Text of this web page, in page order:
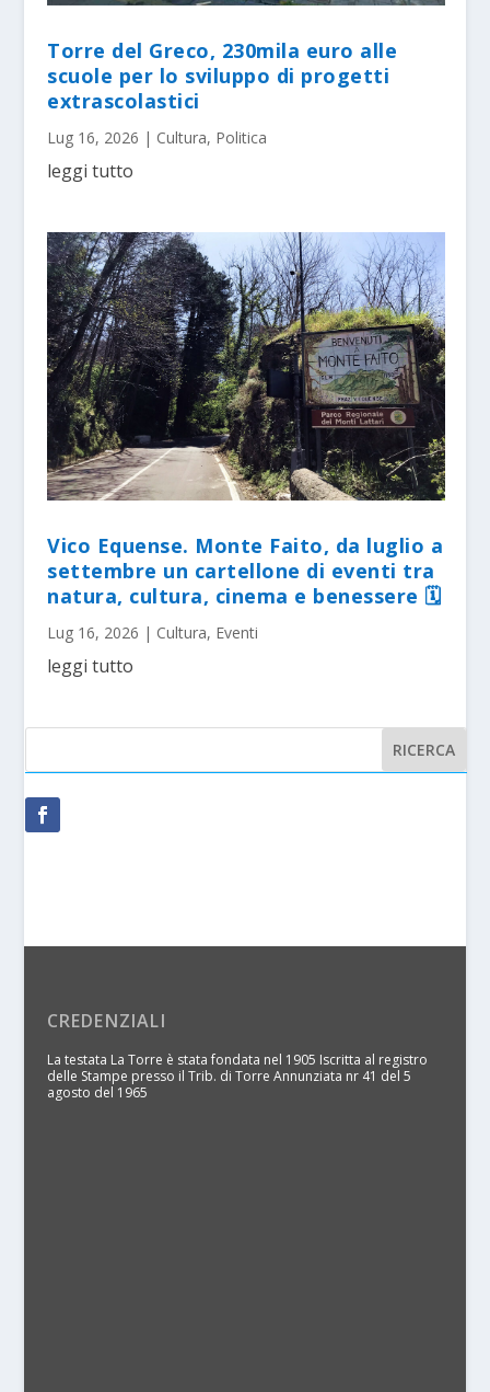
Torre del Greco, 230mila euro alle
scuole per lo sviluppo di progetti
extrascolastici
Lug 16, 2026 | Cultura, Politica
leggi tutto
Vico Equense. Monte Faito, da luglio a
settembre un cartellone di eventi tra
natura, cultura, cinema e benessere 🗓
Lug 16, 2026 | Cultura, Eventi
leggi tutto
CREDENZIALI
La testata La Torre è stata fondata nel 1905 Iscritta al registro
delle Stampe presso il Trib. di Torre Annunziata nr 41 del 5
agosto del 1965